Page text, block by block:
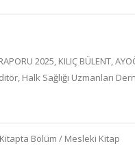
2025, KILIÇ BÜLENT,
Halk Sağlığı Uzmanları
Kitapta Bölüm / Mesleki Kitap